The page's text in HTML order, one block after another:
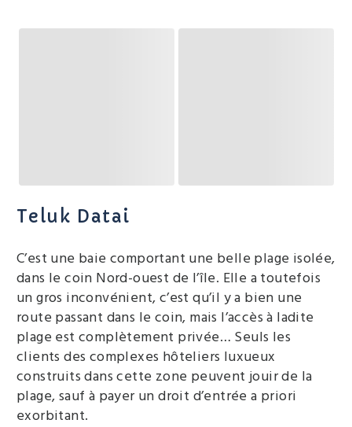
Teluk Datai
C’est une baie comportant une belle plage isolée,
dans le coin Nord-ouest de l’île. Elle a toutefois
un gros inconvénient, c’est qu’il y a bien une
route passant dans le coin, mais l’accès à ladite
plage est complètement privée… Seuls les
clients des complexes hôteliers luxueux
construits dans cette zone peuvent jouir de la
plage, sauf à payer un droit d’entrée a priori
exorbitant.